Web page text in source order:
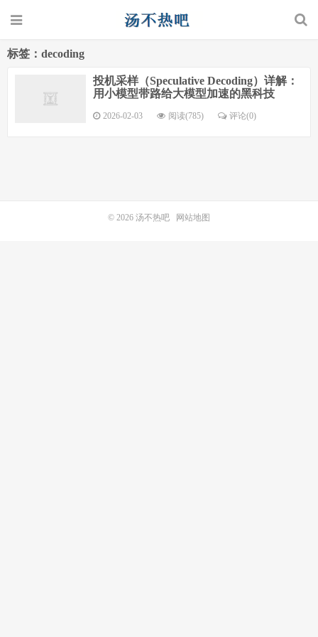
标签：decoding
投机采样（Speculative Decoding）详解：
用小模型带路给大模型加速的黑科技
2026-02-03 阅读(785) 评论(0)
© 2026 汤不热吧 网站地图